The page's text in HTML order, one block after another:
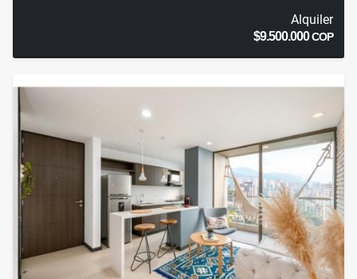
Alquiler
$9.500.000COP